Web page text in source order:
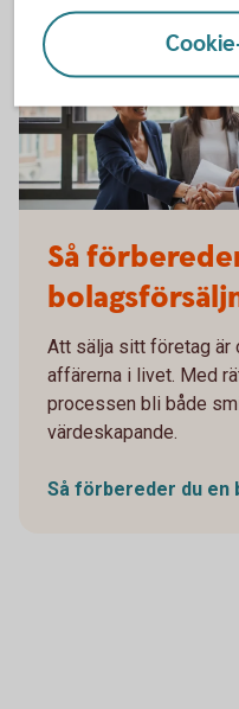
Så
Att sälja sitt företag är
affärerna i livet. Med
processen bli både
värdeskapande.
Så förbereder du en